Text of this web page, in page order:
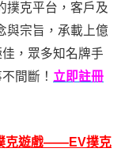
撲克平台，客戶及
與宗旨，承載上億
，眾多知名牌手
間斷！ 立即註冊
克遊戲——EV撲克